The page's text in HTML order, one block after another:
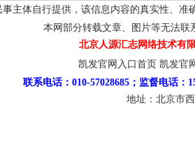
主体自行提供，该信息内容的真实性、准
本网部分转载文章、图片等无法
北京人源汇志网络技术有
凯发官网入口首页 凯发官
联系电话：010-57028685；监督电话：
地址：北京市